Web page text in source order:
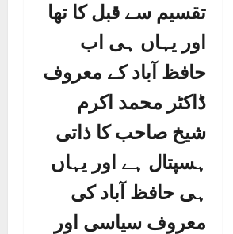
تقسیم سے قبل کا تھا
اور یہاں ہی اب
حافظ آباد کے معروف
ڈاکٹر محمد اکرم
شیخ صاحب کا ذاتی
ہسپتال ہے اور یہاں
ہی حافظ آباد کی
معروف سیاسی اور